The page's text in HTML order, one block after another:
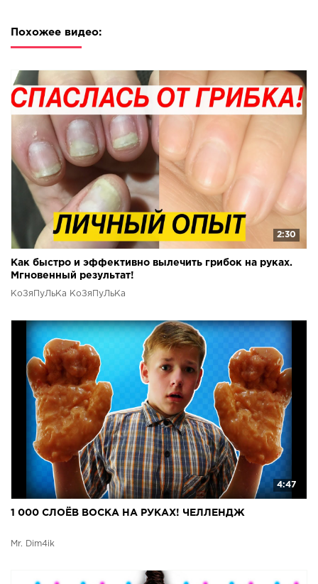
Похожее видео:
2:30
Как быстро и эффективно вылечить грибок на руках.
Мгновенный результат!
КоЗяПуЛьКа КоЗяПуЛьКа
4:47
1 000 СЛОЁВ ВОСКА НА РУКАХ! ЧЕЛЛЕНДЖ
Mr. Dim4ik